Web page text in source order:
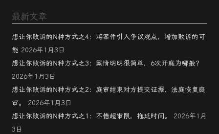
最新文章
想让你败诉的N种方式之4：将案件引入争议观点，增加败诉的可
能 2026年1月3日
想让你败诉的N种方式之3：案情明明很简单，6次开庭为哪般？
2026年1月3日
想让你败诉的N种方式之2：庭审结束对方提交证据，法庭恢复庭
审。
2026年1月3日
想让你败诉的N种方式之1：不惜超审限，拖延时间。
2026年1月
3日